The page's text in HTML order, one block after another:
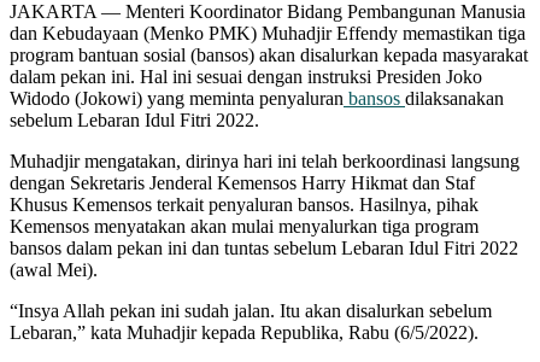
JAKARTA — Menteri Koordinator Bidang Pembangunan Manusia
dan Kebudayaan (Menko PMK) Muhadjir Effendy memastikan tiga
program bantuan sosial (bansos) akan disalurkan kepada masyarakat
dalam pekan ini. Hal ini sesuai dengan instruksi Presiden Joko
Widodo (Jokowi) yang meminta penyaluran bansos dilaksanakan
sebelum Lebaran Idul Fitri 2022.
Muhadjir mengatakan, dirinya hari ini telah berkoordinasi langsung
dengan Sekretaris Jenderal Kemensos Harry Hikmat dan Staf
Khusus Kemensos terkait penyaluran bansos. Hasilnya, pihak
Kemensos menyatakan akan mulai menyalurkan tiga program
bansos dalam pekan ini dan tuntas sebelum Lebaran Idul Fitri 2022
(awal Mei).
“Insya Allah pekan ini sudah jalan. Itu akan disalurkan sebelum
Lebaran,” kata Muhadjir kepada Republika, Rabu (6/5/2022).